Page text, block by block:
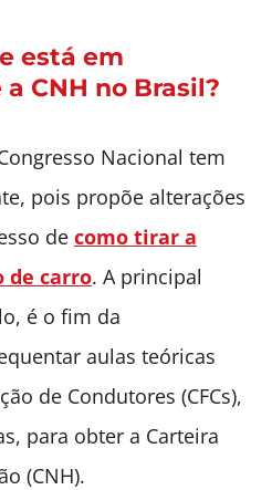
está em
CNH no Brasil?
Nacional tem
pois propõe alterações
de como tirar a
de carro. A principal
é o fim da
aulas teóricas
de Condutores (CFCs),
para obter a Carteira
(CNH).